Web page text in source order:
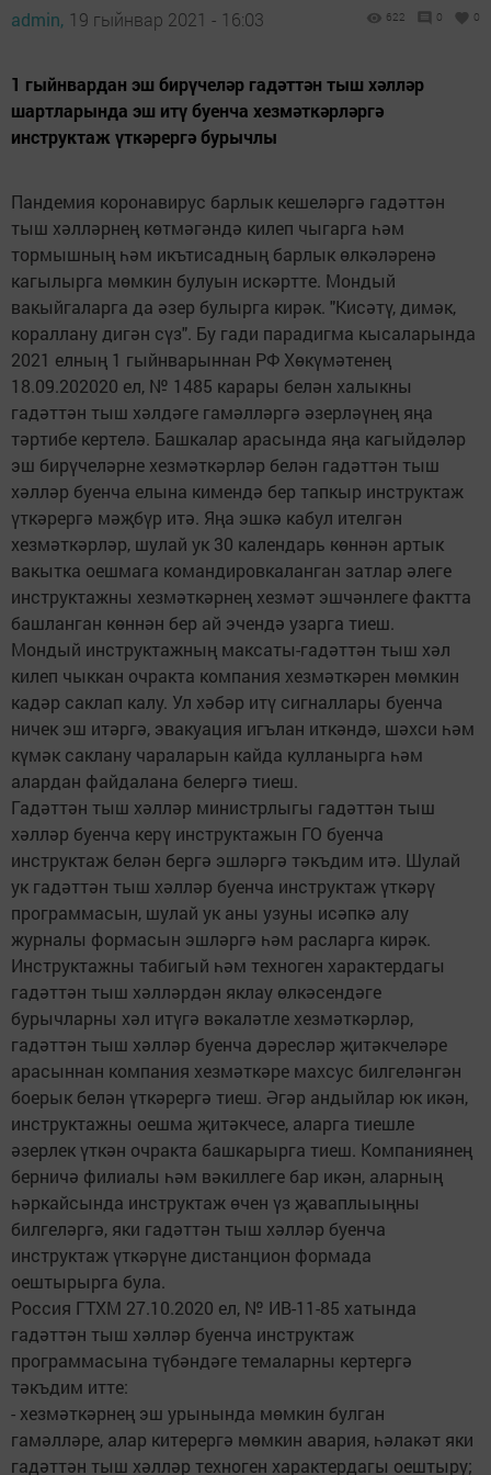
admin, 19 гыйнвар 2021 - 16:03 622 0 0
1 гыйнвардан эш бирүчеләр гадәттән тыш хәлләр
шартларында эш итү буенча хезмәткәрләргә
инструктаж үткәрергә бурычлы
Пандемия коронавирус барлык кешеләргә гадәттән
тыш хәлләрнең көтмәгәндә килеп чыгарга һәм
тормышның һәм икътисадның барлык өлкәләренә
кагылырга мөмкин булуын искәртте. Мондый
вакыйгаларга да әзер булырга кирәк. "Кисәтү, димәк,
кораллану дигән сүз". Бу гади парадигма кысаларында
2021 елның 1 гыйнварыннан РФ Хөкүмәтенең
18.09.202020 ел, № 1485 карары белән халыкны
гадәттән тыш хәлдәге гамәлләргә әзерләүнең яңа
тәртибе кертелә. Башкалар арасында яңа кагыйдәләр
эш бирүчеләрне хезмәткәрләр белән гадәттән тыш
хәлләр буенча елына кимендә бер тапкыр инструктаж
үткәрергә мәҗбүр итә. Яңа эшкә кабул ителгән
хезмәткәрләр, шулай ук 30 календарь көннән артык
вакытка оешмага командировкаланган затлар әлеге
инструктажны хезмәткәрнең хезмәт эшчәнлеге фактта
башланган көннән бер ай эчендә узарга тиеш.
Мондый инструктажның максаты-гадәттән тыш хәл
килеп чыккан очракта компания хезмәткәрен мөмкин
кадәр саклап калу. Ул хәбәр итү сигналлары буенча
ничек эш итәргә, эвакуация игълан иткәндә, шәхси һәм
күмәк саклану чараларын кайда кулланырга һәм
алардан файдалана белергә тиеш.
Гадәттән тыш хәлләр министрлыгы гадәттән тыш
хәлләр буенча керү инструктажын ГО буенча
инструктаж белән бергә эшләргә тәкъдим итә. Шулай
ук гадәттән тыш хәлләр буенча инструктаж үткәрү
программасын, шулай ук аны узуны исәпкә алу
журналы формасын эшләргә һәм расларга кирәк.
Инструктажны табигый һәм техноген характердагы
гадәттән тыш хәлләрдән яклау өлкәсендәге
бурычларны хәл итүгә вәкаләтле хезмәткәрләр,
гадәттән тыш хәлләр буенча дәресләр җитәкчеләре
арасыннан компания хезмәткәре махсус билгеләнгән
боерык белән үткәрергә тиеш. Әгәр андыйлар юк икән,
инструктажны оешма җитәкчесе, аларга тиешле
әзерлек үткән очракта башкарырга тиеш. Компаниянең
берничә филиалы һәм вәкиллеге бар икән, аларның
һәркайсында инструктаж өчен үз җаваплыыңны
билгеләргә, яки гадәттән тыш хәлләр буенча
инструктаж үткәрүне дистанцион формада
оештырырга була.
Россия ГТХМ 27.10.2020 ел, № ИВ-11-85 хатында
гадәттән тыш хәлләр буенча инструктаж
программасына түбәндәге темаларны кертергә
тәкъдим итте:
- хезмәткәрнең эш урынында мөмкин булган
гамәлләре, алар китерергә мөмкин авария, һәлакәт яки
гадәттән тыш хәлләр техноген характердагы оештыру;